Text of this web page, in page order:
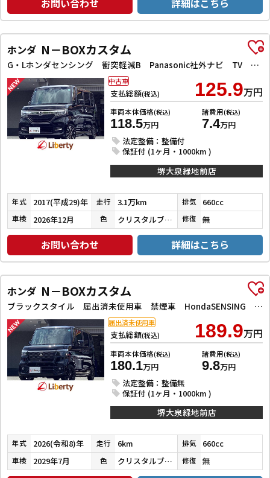
お問い合わせ 詳細はこちら
ホンダ N－BOXカスタム
G・Lホンダセンシング 衝突軽減B Panasonic社外ナビ TV Bカメラ ビルドインETC アダプティブクルーズコントロール 左パワースライドドア LEDヘッドライト フォグライト スマートキー プッシュスタート
支払総額(税込) 125.9万円
車両本体価格(税込)
118.5万円
諸費用(税込)
7.4万円
法定整備：整備付
保証付 (1ヶ月・1000km )
中古車
堺大泉緑地前店
年式 2017(平成29)年 走行 3.1万km 排気 660cc
車検 2026年12月 色 クリスタルブラックパール 修復 無
お問い合わせ 詳細はこちら
ホンダ N－BOXカスタム
ブラックスタイル 届出済未使用車 禁煙車 HondaSENSING 両側自動ドア アダプティブクルーズコントロール 電子パーキング 前席シートヒーター LEDヘッドライト スマートキー プッシュスタート 純正アルミ
支払総額(税込) 189.9万円
車両本体価格(税込)
180.1万円
諸費用(税込)
9.8万円
法定整備：整備無
保証付 (1ヶ月・1000km )
届出済未使用車
堺大泉緑地前店
年式 2026(令和8)年 走行 6km 排気 660cc
車検 2029年7月 色 クリスタルブラックパール 修復 無